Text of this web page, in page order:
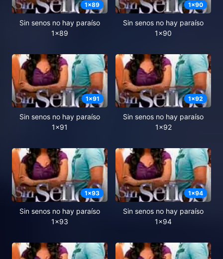
1x89
Sin senos no hay paraíso
1x89
1x90
Sin senos no hay paraíso
1x90
1x91
Sin senos no hay paraíso
1x91
1x92
Sin senos no hay paraíso
1x92
1x93
Sin senos no hay paraíso
1x93
1x94
Sin senos no hay paraíso
1x94